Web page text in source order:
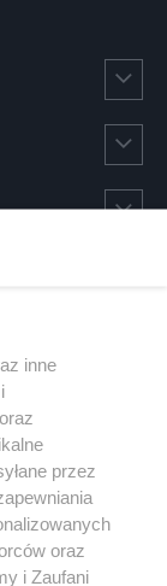
inne
przez
oraz
i Zaufani